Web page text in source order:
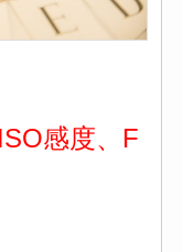
感度、F